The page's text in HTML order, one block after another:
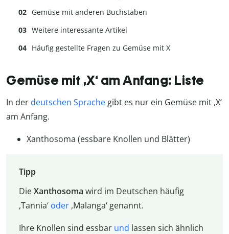
Gemüse mit anderen Buchstaben
Weitere interessante Artikel
Häufig gestellte Fragen zu Gemüse mit X
Gemüse mit ,X‘ am Anfang: Liste
In der deutschen Sprache gibt es nur ein Gemüse mit ,X‘
am Anfang.
Xanthosoma (essbare Knollen und Blätter)
Tipp
DieXanthosoma wird im Deutschen häufig
,Tannia‘ oder,Malanga‘ genannt.
Ihre Knollen sind essbar und lassen sich ähnlich